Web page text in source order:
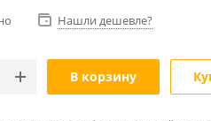
Нашли дешевле?
В корзину